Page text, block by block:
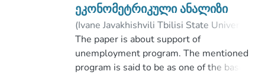
ეკონომეტრიკული ანალიზი
(Ivane Javakhishvili Tbilisi State University
2019)შარია, ბადრი
;
არსენაშვილი, აკაკი
;
Faculty of Economics and Business
The paper is about support of
unemployment program. The mentioned
program is said to be as one of the basic